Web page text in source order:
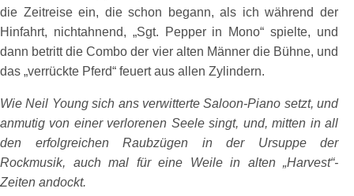
die Zeitreise ein, die schon begann, als ich während der
Hinfahrt, nichtahnend, „Sgt. Pepper in Mono“ spielte, und
dann betritt die Combo der vier alten Männer die Bühne, und
das „verrückte Pferd“ feuert aus allen Zylindern.
Wie Neil Young sich ans verwitterte Saloon-Piano setzt, und
anmutig von einer verlorenen Seele singt, und, mitten in all
den erfolgreichen Raubzügen in der Ursuppe der
Rockmusik, auch mal für eine Weile in alten „Harvest“-
Zeiten andockt.